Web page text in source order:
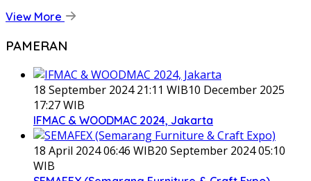
View More
PAMERAN
18 September 2024 21:11 WIB10 December 2025
17:27 WIB
IFMAC & WOODMAC 2024, Jakarta
18 April 2024 06:46 WIB20 September 2024 05:10
WIB